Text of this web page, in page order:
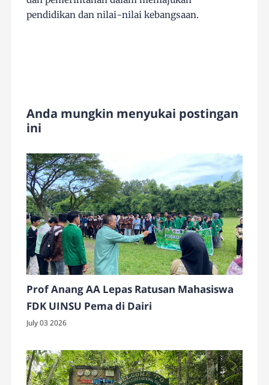
pendidikan dan nilai-nilai kebangsaan.
Anda mungkin menyukai postingan
ini
Prof Anang AA Lepas Ratusan Mahasiswa
FDK UINSU Pema di Dairi
July 03 2026